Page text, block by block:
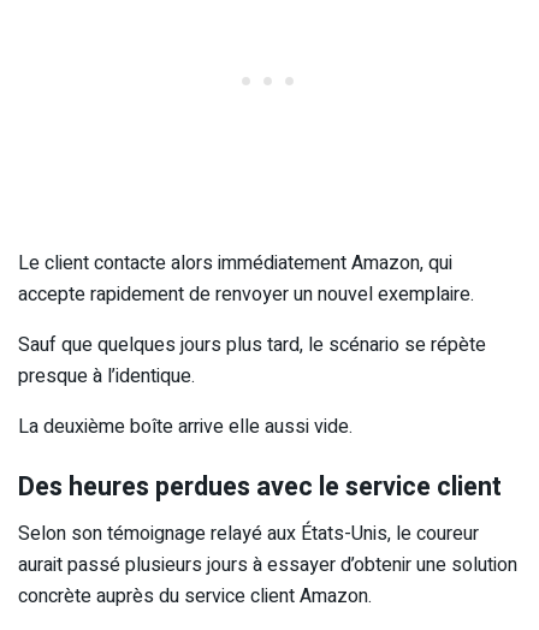
Le client contacte alors immédiatement Amazon, qui
accepte rapidement de renvoyer un nouvel exemplaire.
Sauf que quelques jours plus tard, le scénario se répète
presque à l’identique.
La deuxième boîte arrive elle aussi vide.
Des heures perdues avec le service client
Selon son témoignage relayé aux États-Unis, le coureur
aurait passé plusieurs jours à essayer d’obtenir une solution
concrète auprès du service client Amazon.